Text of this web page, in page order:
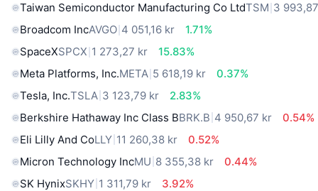
Taiwan Semiconductor Manufacturing Co LtdTSM 3
Broadcom IncAVGO 4 051,16 kr
1.71%
SpaceXSPCX 1 273,27 kr
15.83%
Meta Platforms, Inc.META 5 618,19 kr
0.37%
Tesla, Inc.TSLA 3 123,79 kr
2.83%
Berkshire Hathaway Inc Class BBRK.B 4 950,67 kr
0.54%
Eli Lilly And CoLLY 11 260,38 kr
0.52%
Micron Technology IncMU 8 355,38 kr
0.44%
SK HynixSKHY 1 311,79 kr
3.92%